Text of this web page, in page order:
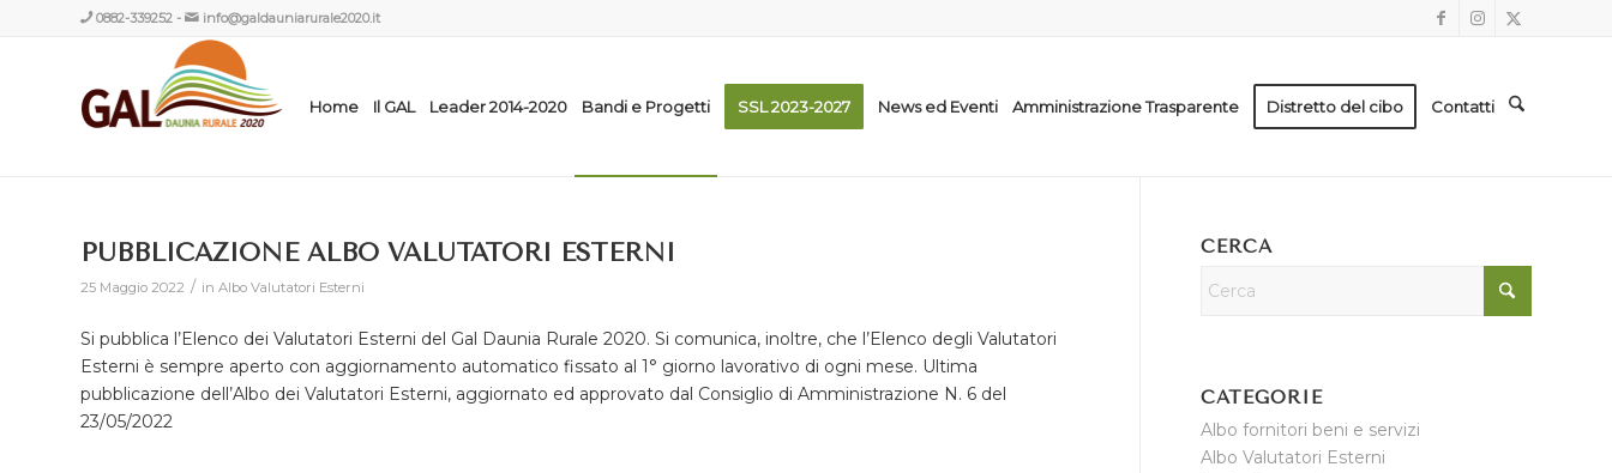
0882-339252 - info@galdauniarurale2020.it
Home Il GAL Leader 2014-2020 Bandi e Progetti SSL 2023-2027 News ed Eventi Amministrazione Trasparente Distretto del cibo Contatti
PUBBLICAZIONE ALBO VALUTATORI ESTERNI
25 Maggio 2022 / in Albo Valutatori Esterni
Si pubblica l’Elenco dei Valutatori Esterni del Gal Daunia Rurale 2020. Si comunica, inoltre, che l’Elenco degli Valutatori
Esterni è sempre aperto con aggiornamento automatico fissato al 1° giorno lavorativo di ogni mese. Ultima
pubblicazione dell’Albo dei Valutatori Esterni, aggiornato ed approvato dal Consiglio di Amministrazione N. 6 del
23/05/2022
CERCA
CATEGORIE
Albo fornitori beni e servizi
Albo Valutatori Esterni